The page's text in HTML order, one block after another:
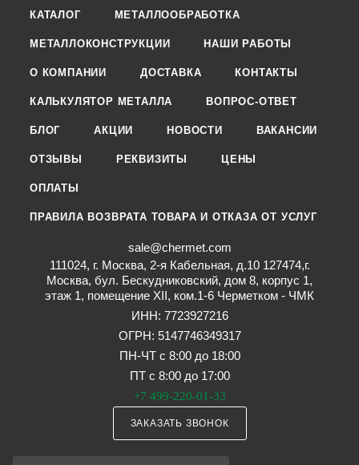
КАТАЛОГ МЕТАЛЛООБРАБОТКА
МЕТАЛЛОКОНСТРУКЦИИ НАШИ РАБОТЫ
О КОМПАНИИ ДОСТАВКА КОНТАКТЫ
КАЛЬКУЛЯТОР МЕТАЛЛА ВОПРОС-ОТВЕТ
БЛОГ АКЦИИ НОВОСТИ ВАКАНСИИ
ОТЗЫВЫ РЕКВИЗИТЫ ЦЕНЫ
ОПЛАТЫ
ПРАВИЛА ВОЗВРАТА ТОВАРА И ОТКАЗА ОТ УСЛУГ
sale@chermet.com
111024, г. Москва, 2-я Кабельная, д.10 127474,г.
Москва, бул. Бескудниковский, дом 8, корпус 1,
этаж 1, помещение XII, ком.1-6 Черметком - ЧМК
ИНН: 7723927216
ОГРН: 5147746349317
ПН-ЧТ с 8:00 до 18:00
ПТ с 8:00 до 17:00
+7 499-220-01-33
ЗАКАЗАТЬ ЗВОНОК